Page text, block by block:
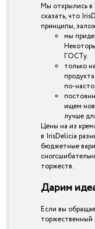
Мы открылись в
сказать, что
принципы,
мы
ГОСТу.
только
по-
ищем
лучше
Цены на из
в IrisDelicia
бюджетные
торжеств.
Дарим
Если вы
торжественный